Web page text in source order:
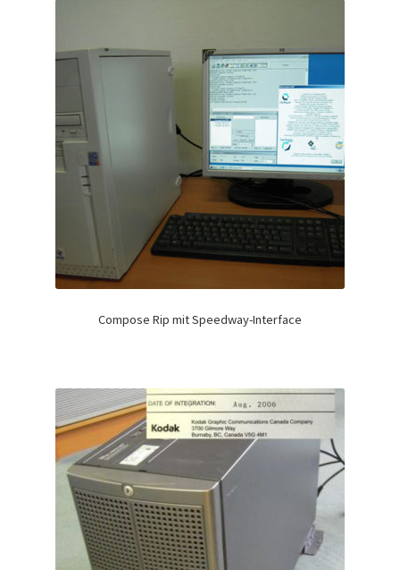
Compose Rip mit Speedway-Interface